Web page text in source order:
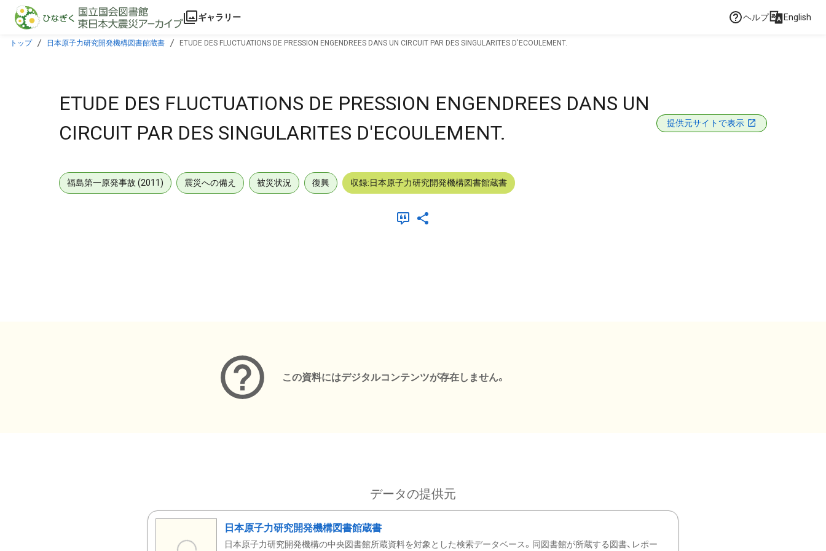
本文に飛ぶ
ギャラリー ヘルプ English
トップ 日本原子力研究開発機構図書館蔵書 ETUDE DES FLUCTUATIONS DE PRESSION ENGENDREES DANS UN CIRCUIT PAR DES SINGULARITES D'ECOULEMENT.
ETUDE DES FLUCTUATIONS DE PRESSION ENGENDREES DANS UN
CIRCUIT PAR DES SINGULARITES D'ECOULEMENT.
提供元サイトで表示
福島第一原発事故 (2011) 震災への備え 被災状況 復興 収録:日本原子力研究開発機構図書館蔵書
この資料にはデジタルコンテンツが存在しません。
データの提供元
日本原子力研究開発機構図書館蔵書
日本原子力研究開発機構の中央図書館所蔵資料を対象とした検索データベース。同図書館が所蔵する図書、レポー